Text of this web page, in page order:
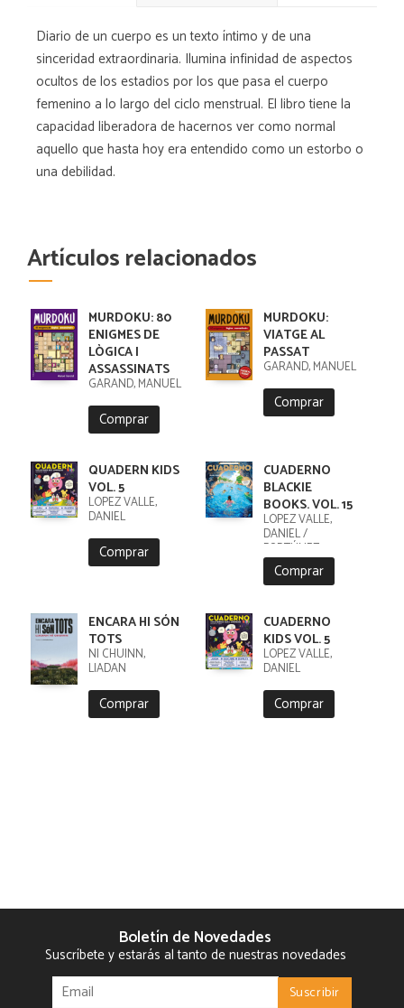
Diario de un cuerpo es un texto íntimo y de una
sinceridad extraordinaria. Ilumina infinidad de aspectos
ocultos de los estadios por los que pasa el cuerpo
femenino a lo largo del ciclo menstrual. El libro tiene la
capacidad liberadora de hacernos ver como normal
aquello que hasta hoy era entendido como un estorbo o
una debilidad.
Artículos relacionados
MURDOKU: 80
ENIGMES DE
LÒGICA I
ASSASSINATS
GARAND, MANUEL
Comprar
MURDOKU:
VIATGE AL
PASSAT
GARAND, MANUEL
Comprar
QUADERN KIDS
VOL. 5
LÓPEZ VALLE,
DANIEL
Comprar
CUADERNO
BLACKIE
BOOKS. VOL. 15
LÓPEZ VALLE,
DANIEL /
FORTÚNEZ,
CRISTOBAL
Comprar
ENCARA HI SÓN
TOTS
NI CHUINN,
LIADAN
Comprar
CUADERNO
KIDS VOL. 5
LÓPEZ VALLE,
DANIEL
Comprar
Boletín de Novedades
Suscríbete y estarás al tanto de nuestras novedades